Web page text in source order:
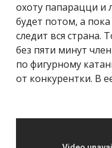
охоту папарацци и
будет потом, а
следит вся страна.
без пяти минут
по фигурному
от конкурентки. В